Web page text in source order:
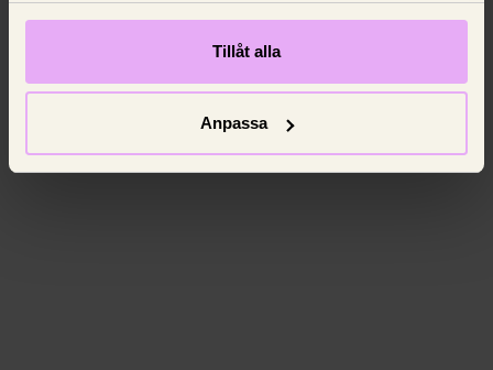
Tillåt alla
Anpassa